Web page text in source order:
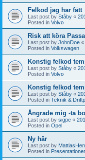
Felkod jag har fått
Last post by Ståby «
Posted in Volvo
Risk att köra
Last post by JohnDoe «
Posted in Volkswagen
Konstig felkod
Last post by Ståby «
Posted in Volvo
Konstig felkod
Last post by Ståby «
Posted in Teknik &
Ångrade mig -ta
Last post by sigpe «
Posted in Opel
Ny här
Last post by
Posted in Presentationer